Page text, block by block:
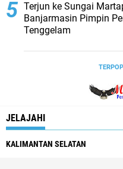
Terjun ke Sungai
Banjarmasin Pimpin
Tenggelam
JELAJAHI
KALIMANTAN SELATAN